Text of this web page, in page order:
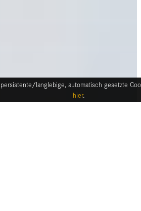
langlebige, automatisch gesetzte
hier.